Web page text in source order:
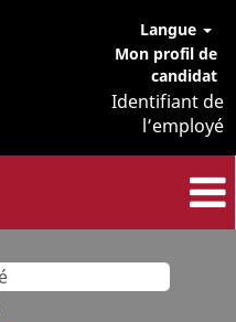
Langue
Mon profil de
candidat
Identifiant de
l’employé